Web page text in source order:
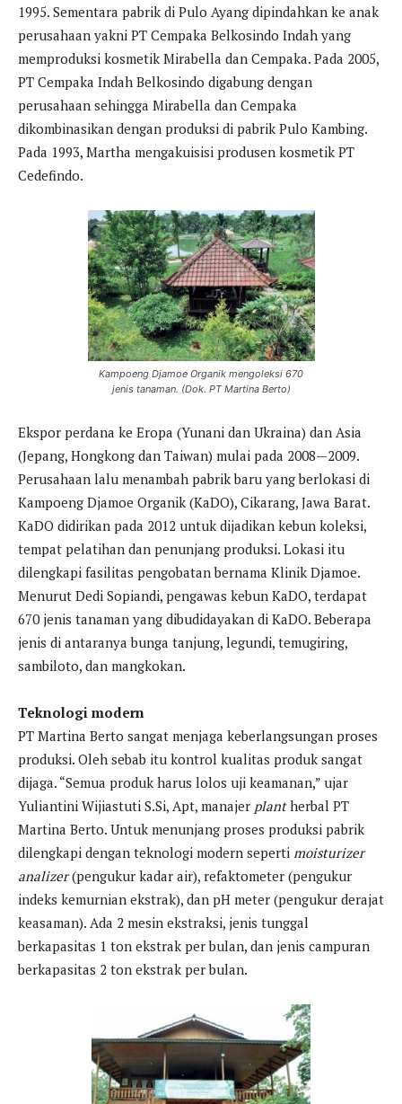
1995. Sementara pabrik di Pulo Ayang dipindahkan ke anak
perusahaan yakni PT Cempaka Belkosindo Indah yang
memproduksi kosmetik Mirabella dan Cempaka. Pada 2005,
PT Cempaka Indah Belkosindo digabung dengan
perusahaan sehingga Mirabella dan Cempaka
dikombinasikan dengan produksi di pabrik Pulo Kambing.
Pada 1993, Martha mengakuisisi produsen kosmetik PT
Cedefindo.
Kampoeng Djamoe Organik mengoleksi 670
jenis tanaman. (Dok. PT Martina Berto)
Ekspor perdana ke Eropa (Yunani dan Ukraina) dan Asia
(Jepang, Hongkong dan Taiwan) mulai pada 2008—2009.
Perusahaan lalu menambah pabrik baru yang berlokasi di
Kampoeng Djamoe Organik (KaDO), Cikarang, Jawa Barat.
KaDO didirikan pada 2012 untuk dijadikan kebun koleksi,
tempat pelatihan dan penunjang produksi. Lokasi itu
dilengkapi fasilitas pengobatan bernama Klinik Djamoe.
Menurut Dedi Sopiandi, pengawas kebun KaDO, terdapat
670 jenis tanaman yang dibudidayakan di KaDO. Beberapa
jenis di antaranya bunga tanjung, legundi, temugiring,
sambiloto, dan mangkokan.
Teknologi modern
PT Martina Berto sangat menjaga keberlangsungan proses
produksi. Oleh sebab itu kontrol kualitas produk sangat
dijaga. “Semua produk harus lolos uji keamanan,” ujar
Yuliantini Wijiastuti S.Si, Apt, manajer plantherbal PT
Martina Berto. Untuk menunjang proses produksi pabrik
dilengkapi dengan teknologi modern seperti moisturizer
analizer(pengukur kadar air), refaktometer (pengukur
indeks kemurnian ekstrak), dan pH meter (pengukur derajat
keasaman). Ada 2 mesin ekstraksi, jenis tunggal
berkapasitas 1 ton ekstrak per bulan, dan jenis campuran
berkapasitas 2 ton ekstrak per bulan.